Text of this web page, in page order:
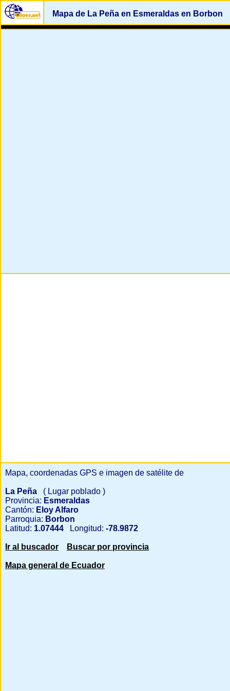
Mapa de La Peña en Esmeraldas en Borbon
Mapa, coordenadas GPS e imagen de satélite de
La Peña
( Lugar poblado )
Provincia: Esmeraldas
Cantón: Eloy Alfaro
Parroquia: Borbon
Latitud: 1.07444 Longitud: -78.9872
Ir al buscador Buscar por provincia
Mapa general de Ecuador